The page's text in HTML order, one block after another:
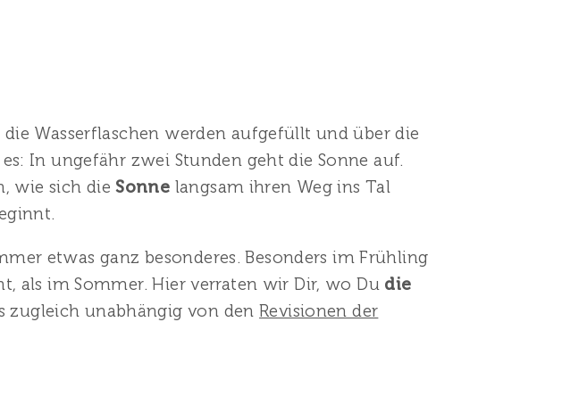
Wasserflaschen werden aufgefüllt und über die
In ungefähr zwei Stunden geht die Sonne auf.
wie sich dieSonne langsam ihren Weg ins Tal
etwas ganz besonderes. Besonders im Frühling
als im Sommer. Hier verraten wir Dir, wo Du die
zugleich unabhängig von denRevisionen der